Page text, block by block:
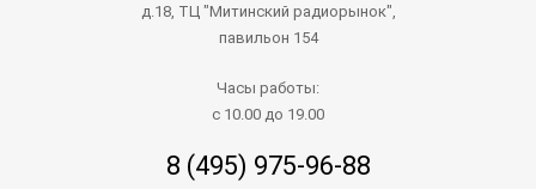
д.18, ТЦ "Митинский радиорынок",
павильон 154
Часы работы:
с 10.00 до 19.00
8 (495) 975-96-88